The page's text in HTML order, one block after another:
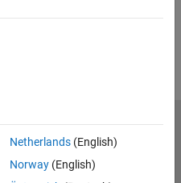
Netherlands(English)
Norway(English)
Contacts locaux